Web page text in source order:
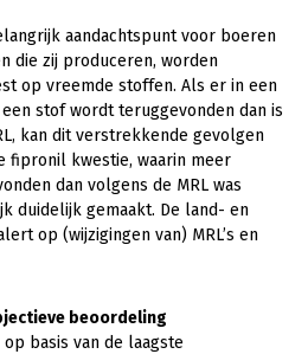
en onderwijs
aandachtspunt voor boeren
die zij produceren, worden
op vreemde stoffen. Als er in een
stof wordt teruggevonden dan is
kan dit verstrekkende gevolgen
fipronil kwestie, waarin meer
dan volgens de MRL was
duidelijk gemaakt. De land- en
op (wijzigingen van) MRL’s en
beoordeling
op basis van de laagste